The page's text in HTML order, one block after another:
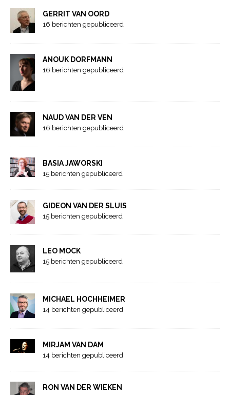
GERRIT VAN OORD
16 berichten gepubliceerd
ANOUK DORFMANN
16 berichten gepubliceerd
NAUD VAN DER VEN
16 berichten gepubliceerd
BASIA JAWORSKI
15 berichten gepubliceerd
GIDEON VAN DER SLUIS
15 berichten gepubliceerd
LEO MOCK
15 berichten gepubliceerd
MICHAEL HOCHHEIMER
14 berichten gepubliceerd
MIRJAM VAN DAM
14 berichten gepubliceerd
RON VAN DER WIEKEN